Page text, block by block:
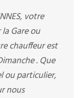
votre
Gare ou
chauffeur est
. Que
ou particulier,
nous